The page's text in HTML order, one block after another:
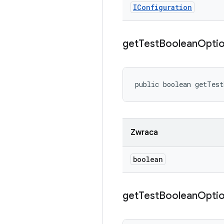
IConfiguration
getTestBoolean
public boolean
Zwraca
boolean
getTestBoolean